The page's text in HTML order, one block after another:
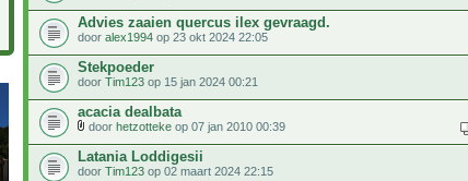
Advies zaaien quercus ilex gevraagd.
door alex1994 op 23 okt 2024 22:05
Stekpoeder
door Tim123 op 15 jan 2024 00:21
acacia dealbata
door hetzotteke op 07 jan 2010 00:39
Latania Loddigesii
door Tim123 op 02 maart 2024 22:15